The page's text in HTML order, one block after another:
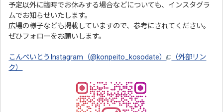
予定以外に臨時でお休みする場合などについても、インスタグラ
ムでお知らせいたします。
広場の様子なども掲載していますので、参考にされてください。
ぜひフォローをお願いします。
こんぺいとうInstagram（@konpeito_kosodate）
（外部リン
ク）